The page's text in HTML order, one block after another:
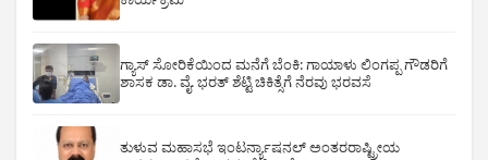
ಗ್ಯಾಸ್ ಸೋರಿಕೆಯಿಂದ ಮನೆಗೆ ಬೆಂಕಿ: ಗಾಯಾಳು ಲಿಂಗಪ್ಪ ಗೌಡರಿಗೆ
ಶಾಸಕ ಡಾ. ವೈ. ಭರತ್ ಶೆಟ್ಟಿ ಚಿಕಿತ್ಸೆಗೆ ನೆರವು ಭರವಸೆ
ತುಳುವ ಮಹಾಸಭೆ ಇಂಟರ್ನ್ಯಾಷನಲ್ ಅಂತರರಾಷ್ಟ್ರೀಯ